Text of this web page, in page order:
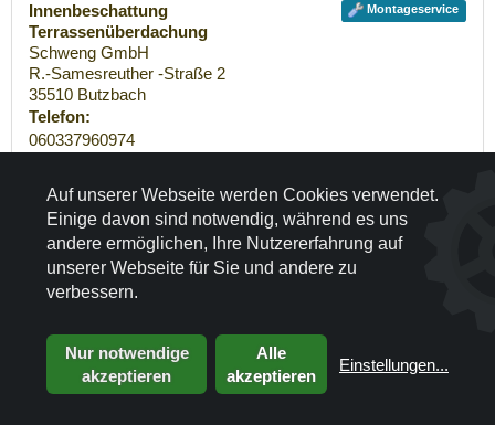
Montageservice
Innenbeschattung
Terrassenüberdachung
Schweng GmbH
R.-Samesreuther -Straße 2
35510 Butzbach
Telefon:
060337960974
060337960974
E-Mail:
einkauf@schweng.eu
Route berechnen
PLZ-Gebiet 36...
Auf unserer Webseite werden Cookies verwendet.
Einige davon sind notwendig, während es uns
andere ermöglichen, Ihre Nutzererfahrung auf
unserer Webseite für Sie und andere zu
verbessern.
Nur notwendige
akzeptieren
Alle
akzeptieren
Einstellungen...